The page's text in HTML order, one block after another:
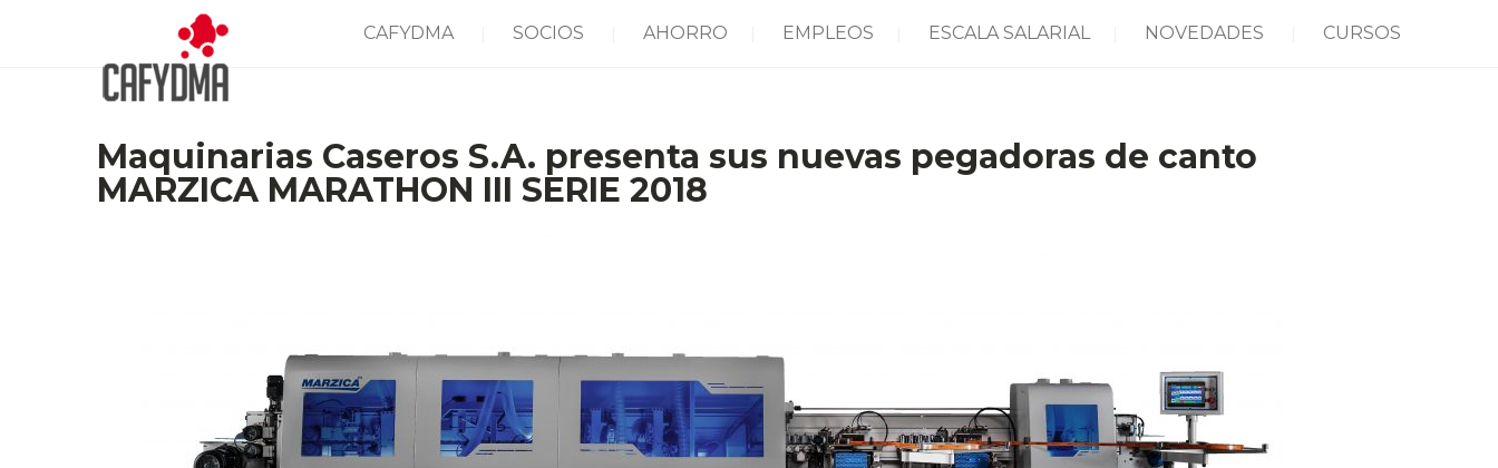
CAFYDMA SOCIOS AHORRO EMPLEOS ESCALA SALARIAL NOVEDADES CURSOS
Maquinarias Caseros S.A. presenta sus nuevas pegadoras de canto
MARZICA MARATHON III SERIE 2018